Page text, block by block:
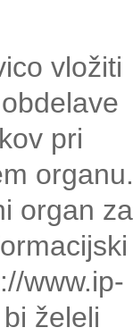
vložiti
pri
organu.
organ za
www.ip-
želeli